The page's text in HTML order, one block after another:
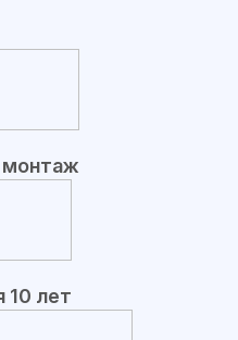
10 лет